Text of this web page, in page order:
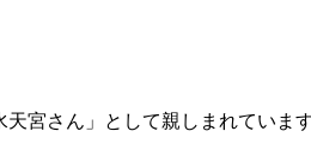
宮さん」として親しまれていま